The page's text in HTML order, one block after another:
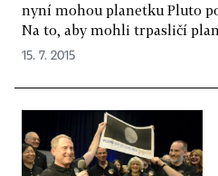
nyní mohou planetku Pluto
Na to, aby mohli trpasličí
15. 7. 2015